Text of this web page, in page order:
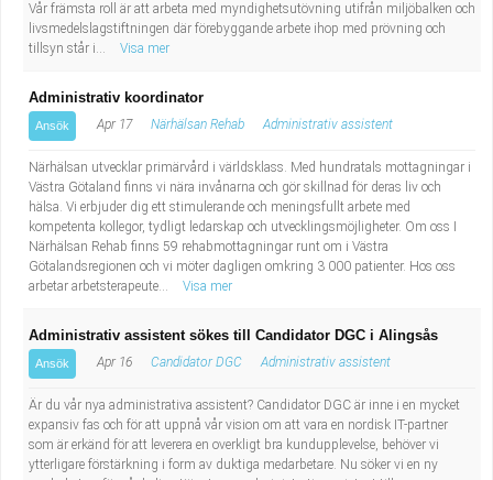
Vår främsta roll är att arbeta med myndighetsutövning utifrån miljöbalken och
livsmedelslagstiftningen där förebyggande arbete ihop med prövning och
tillsyn står i...
Visa mer
Administrativ koordinator
Ansök Apr 17 Närhälsan Rehab Administrativ assistent
Närhälsan utvecklar primärvård i världsklass. Med hundratals mottagningar i
Västra Götaland finns vi nära invånarna och gör skillnad för deras liv och
hälsa. Vi erbjuder dig ett stimulerande och meningsfullt arbete med
kompetenta kollegor, tydligt ledarskap och utvecklingsmöjligheter. Om oss I
Närhälsan Rehab finns 59 rehabmottagningar runt om i Västra
Götalandsregionen och vi möter dagligen omkring 3 000 patienter. Hos oss
arbetar arbetsterapeute...
Visa mer
Administrativ assistent sökes till Candidator DGC i Alingsås
Ansök Apr 16 Candidator DGC Administrativ assistent
Är du vår nya administrativa assistent? Candidator DGC är inne i en mycket
expansiv fas och för att uppnå vår vision om att vara en nordisk IT-partner
som är erkänd för att leverera en overkligt bra kundupplevelse, behöver vi
ytterligare förstärkning i form av duktiga medarbetare. Nu söker vi en ny